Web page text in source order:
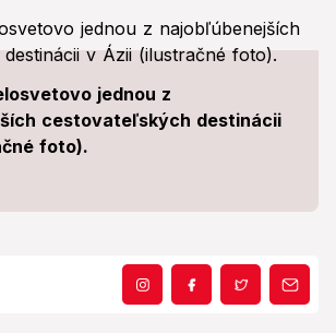
jednou z
cestovateľských destinácii
foto).